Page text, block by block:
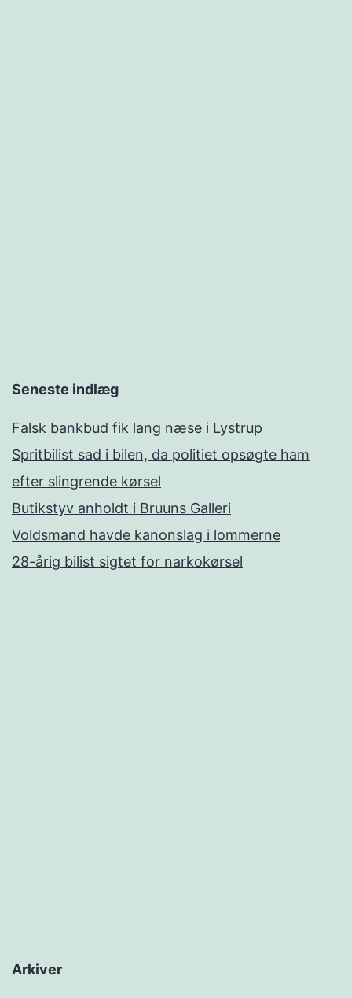
Seneste indlæg
Falsk bankbud fik lang næse i Lystrup
Spritbilist sad i bilen, da politiet opsøgte ham
efter slingrende kørsel
Butikstyv anholdt i Bruuns Galleri
Voldsmand havde kanonslag i lommerne
28-årig bilist sigtet for narkokørsel
Arkiver